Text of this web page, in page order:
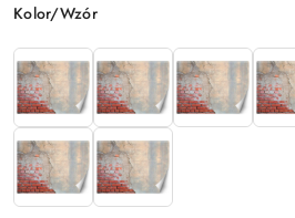
Wariant
Kolor/Wzór